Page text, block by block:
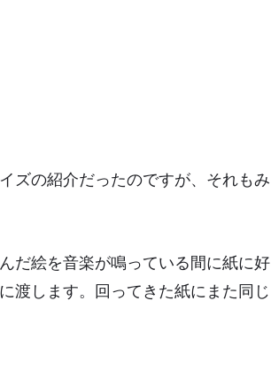
ズの紹介だったのですが、それもみ
だ絵を音楽が鳴っている間に紙に好
渡します。回ってきた紙にまた同じ